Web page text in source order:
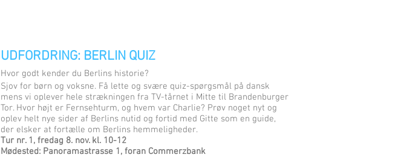
UDFORDRING: BERLIN QUIZ
Hvor godt kender du Berlins historie?
Sjov for børn og voksne. Få lette og svære quiz-spørgsmål på dansk
mens vi oplever hele strækningen fra TV-tårnet i Mitte til Brandenburger
Tor. Hvor højt er Fernsehturm, og hvem var Charlie? Prøv noget nyt og
oplev helt nye sider af Berlins nutid og fortid med Gitte som en guide,
der elsker at fortælle om Berlins hemmeligheder.
Tur nr. 1, fredag 8. nov. kl. 10-12
Mødested: Panoramastrasse 1, foran Commerzbank